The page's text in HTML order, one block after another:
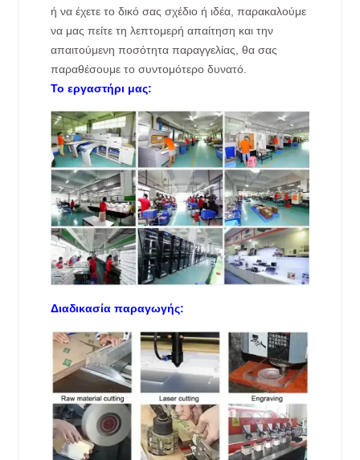
ή να έχετε το δικό σας σχέδιο ή ιδέα, παρακαλούμε
να μας πείτε τη λεπτομερή απαίτηση και την
απαιτούμενη ποσότητα παραγγελίας, θα σας
παραθέσουμε το συντομότερο δυνατό.
Το εργαστήρι μας:
Διαδικασία παραγωγής: